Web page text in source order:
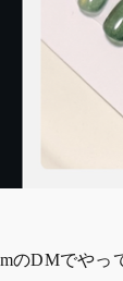
のDMでや